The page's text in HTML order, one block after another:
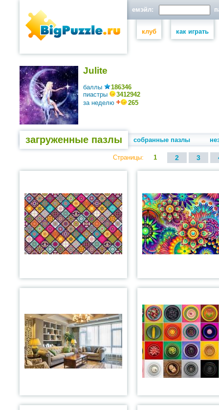
емэйл:
клуб как играть
Julite
баллы
186346
пиастры
3412942
за неделю
265
загруженные пазлы собранные пазлы
Страницы: 1 2 3